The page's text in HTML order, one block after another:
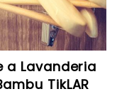
a Lavanderia
TikLAR